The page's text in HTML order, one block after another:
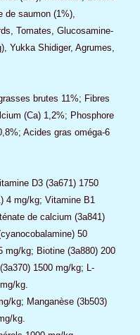
de saumon (1%),
Tomates, Glucosamine-
Yukka Shidiger, Agrumes,
brutes 11%; Fibres
(Ca) 1,2%; Phosphore
Acides gras oméga-6
D3 (3a671) 1750
4 mg/kg; Vitamine B1
de calcium (3a841)
50
mg/kg; Biotine (3a880) 200
1500 mg/kg; L-
kg.
kg; Manganèse (3b503)
kg.